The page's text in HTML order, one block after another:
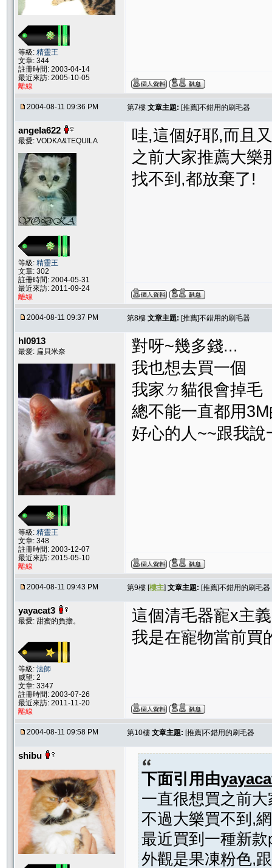
等級: 精靈王
文章: 344
註冊時間: 2003-04-14
最近來訪: 2005-10-05
離線
2004-08-11 09:36 PM 第7樓 文章主題: [推薦]不錯用的刷毛器
angela622
最愛: VODKA&TEQUILA
等級: 精靈王
文章: 302
註冊時間: 2004-05-31
最近來訪: 2011-09-24
離線
哇,這個好耶,而且
之前大家推薦大樂
找不到,都放棄了!
2004-08-11 09:37 PM 第8樓 文章主題: [推薦]不錯用的刷毛器
hl0913
最愛: 扁貝米奈
等級: 精靈王
文章: 348
註冊時間: 2003-12-07
最近來訪: 2015-05-10
離線
對呀~幾多錢...
我也想去買一個
我家ㄉ貓很會掉毛
總不能一直都用
好心的人~~跟我說
2004-08-11 09:43 PM 第9樓 [樓主] 文章主題: [推薦]不錯用的刷毛器
yayacat3
最愛: 甜蜜的負擔。
等級: 法師
威望: 2
文章: 3347
註冊時間: 2003-07-26
最近來訪: 2011-11-20
離線
這個清毛器寵x主
我是在寵物當前買
2004-08-11 09:58 PM 第10樓 文章主題: [推薦]不錯用的刷毛器
shibu
下面引用由
一直很想買之前
不過大樂買不到,
最近買到一種新
外觀是果凍粉色,